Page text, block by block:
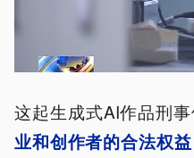
这起生成式AI作品刑事
业和创作者的合法权